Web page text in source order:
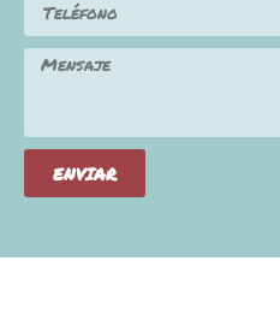
ENVIAR